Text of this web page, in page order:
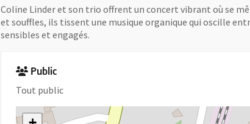
Coline Linder et son trio offrent un concert vibrant où se
et souffles, ils tissent une musique organique qui oscille
sensibles et engagés.
Public
Tout public